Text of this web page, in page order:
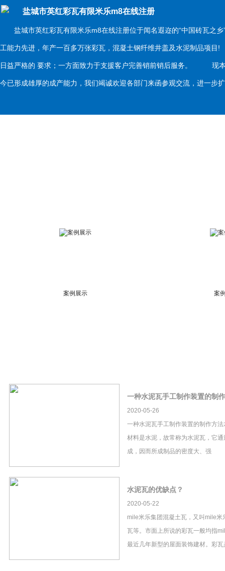
盐城市英红彩瓦有限米乐m8在线注册
盐城市英红彩瓦有限米乐m8在线注册位于闻名遐迩的“中国砖瓦之乡
工能力先进，年产一百多万张彩瓦，混凝土钢纤维井盖及水泥制品项
日益严格的 要求；一方面致力于支援客户完善销前销后服务。 现本
今已形成雄厚的成产能力，我们竭诚欢迎各部门来函参观交流，进一
案例展示 案
一种水泥瓦手工制作装置的制
2020-05-26
一种水泥瓦手工制作装置的制作方
材料是水泥，故常称为水泥瓦，它
成，因而所成制品的密度大、强
水泥瓦的优缺点？
2020-05-22
mile米乐集团混凝土瓦，又叫mile米
瓦等。市面上所说的彩瓦一般均指
最近几年新型的屋面装饰建材。彩